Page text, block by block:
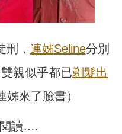
刑， 連姊Seline分別
親似乎都已剃髮出
姊來了臉書）
讀….